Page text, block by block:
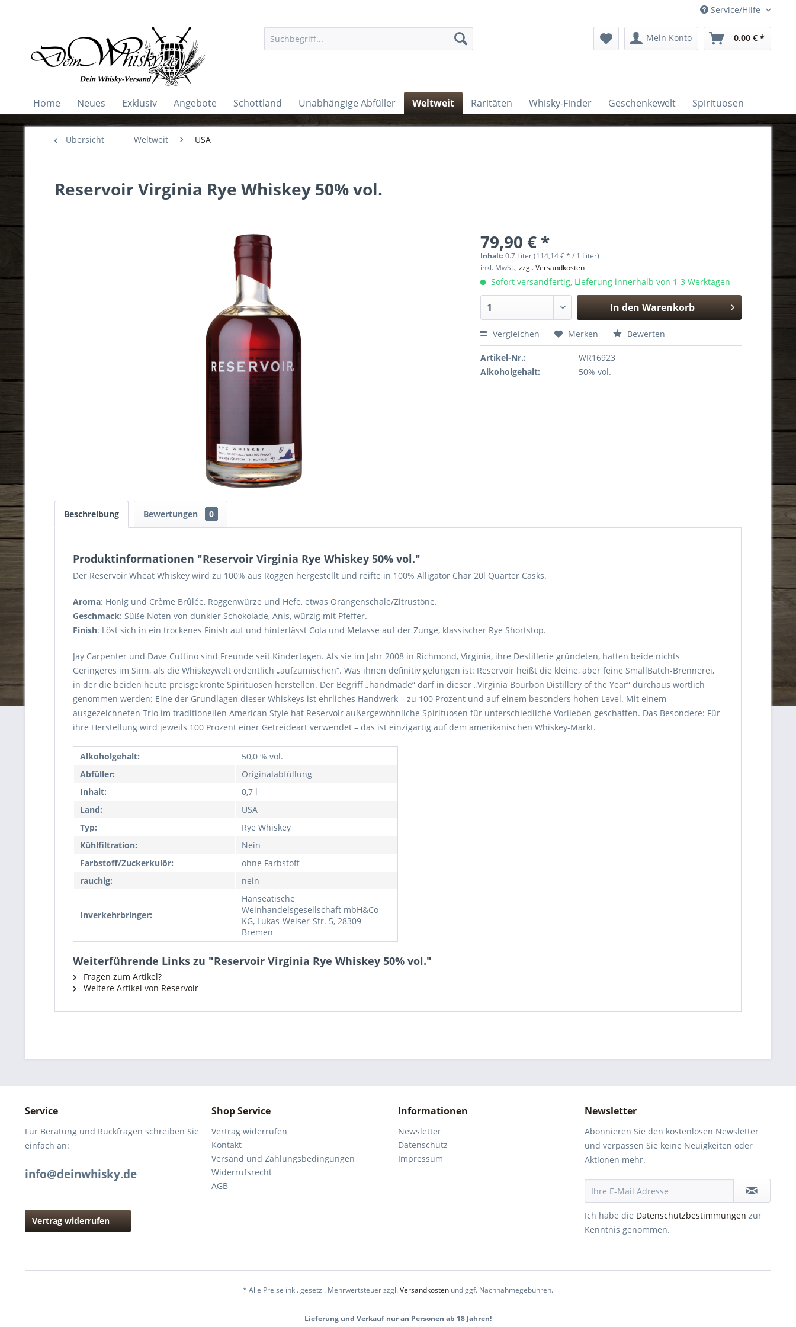
Service/Hilfe
Mein Konto 0,00 € *
Home Neues Exklusiv Angebote Schottland Unabhängige Abfüller Weltweit Raritäten Whisky-Finder Geschenkewelt Spirituosen
Übersicht Weltweit USA
Reservoir Virginia Rye Whiskey 50% vol.
79,90 € *
Inhalt:0.7 Liter (114,14 € * / 1 Liter)
inkl. MwSt.,zzgl. Versandkosten
Sofort versandfertig, Lieferung innerhalb von 1-3 Werktagen
In den Warenkorb
Hinzugefügt
Vergleichen Merken Bewerten
Artikel-Nr.:
WR16923
Alkoholgehalt:
50% vol.
Beschreibung Bewertungen 0
Produktinformationen "Reservoir Virginia Rye Whiskey 50% vol."
Der Reservoir Wheat Whiskey wird zu 100% aus Roggen hergestellt und reifte in 100% Alligator Char 20l Quarter Casks.
Aroma: Honig und Crème Brûlée, Roggenwürze und Hefe, etwas Orangenschale/Zitrustöne.
Geschmack: Süße Noten von dunkler Schokolade, Anis, würzig mit Pfeffer.
Finish: Löst sich in ein trockenes Finish auf und hinterlässt Cola und Melasse auf der Zunge, klassischer Rye Shortstop.
Jay Carpenter und Dave Cuttino sind Freunde seit Kindertagen. Als sie im Jahr 2008 in Richmond, Virginia, ihre Destillerie gründeten, hatten beide nichts
Geringeres im Sinn, als die Whiskeywelt ordentlich „aufzumischen“. Was ihnen definitiv gelungen ist: Reservoir heißt die kleine, aber feine SmallBatch-Brennerei,
in der die beiden heute preisgekrönte Spirituosen herstellen. Der Begriff „handmade“ darf in dieser „Virginia Bourbon Distillery of the Year“ durchaus wörtlich
genommen werden: Eine der Grundlagen dieser Whiskeys ist ehrliches Handwerk – zu 100 Prozent und auf einem besonders hohen Level. Mit einem
ausgezeichneten Trio im traditionellen American Style hat Reservoir außergewöhnliche Spirituosen für unterschiedliche Vorlieben geschaffen. Das Besondere: Für
ihre Herstellung wird jeweils 100 Prozent einer Getreideart verwendet – das ist einzigartig auf dem amerikanischen Whiskey-Markt.
Alkoholgehalt:
50,0 % vol.
Abfüller:
Originalabfüllung
Inhalt:
0,7 l
Land:
USA
Typ:
Rye Whiskey
Kühlfiltration:
Nein
Farbstoff/Zuckerkulör:
ohne Farbstoff
rauchig:
nein
Inverkehrbringer:
Hanseatische
Weinhandelsgesellschaft mbH&Co
KG, Lukas-Weiser-Str. 5, 28309
Bremen
Weiterführende Links zu "Reservoir Virginia Rye Whiskey 50% vol."
Fragen zum Artikel?
Weitere Artikel von Reservoir
Service
Für Beratung und Rückfragen schreiben Sie
einfach an:
info@deinwhisky.de
Vertrag widerrufen
Shop Service
Vertrag widerrufen
Kontakt
Versand und Zahlungsbedingungen
Widerrufsrecht
AGB
Informationen
Newsletter
Datenschutz
Impressum
Newsletter
Abonnieren Sie den kostenlosen Newsletter
und verpassen Sie keine Neuigkeiten oder
Aktionen mehr.
Ich habe die Datenschutzbestimmungen zur
Kenntnis genommen.
* Alle Preise inkl. gesetzl. Mehrwertsteuer zzgl.Versandkosten und ggf. Nachnahmegebühren.
Lieferung und Verkauf nur an Personen ab 18 Jahren!